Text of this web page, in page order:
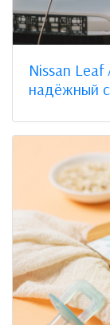
Nissan Leaf
надёжный